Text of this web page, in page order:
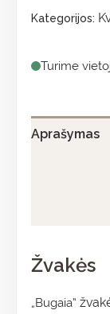
Kategorijos:
Turime
Aprašymas
Žvakės
„Bugaia“